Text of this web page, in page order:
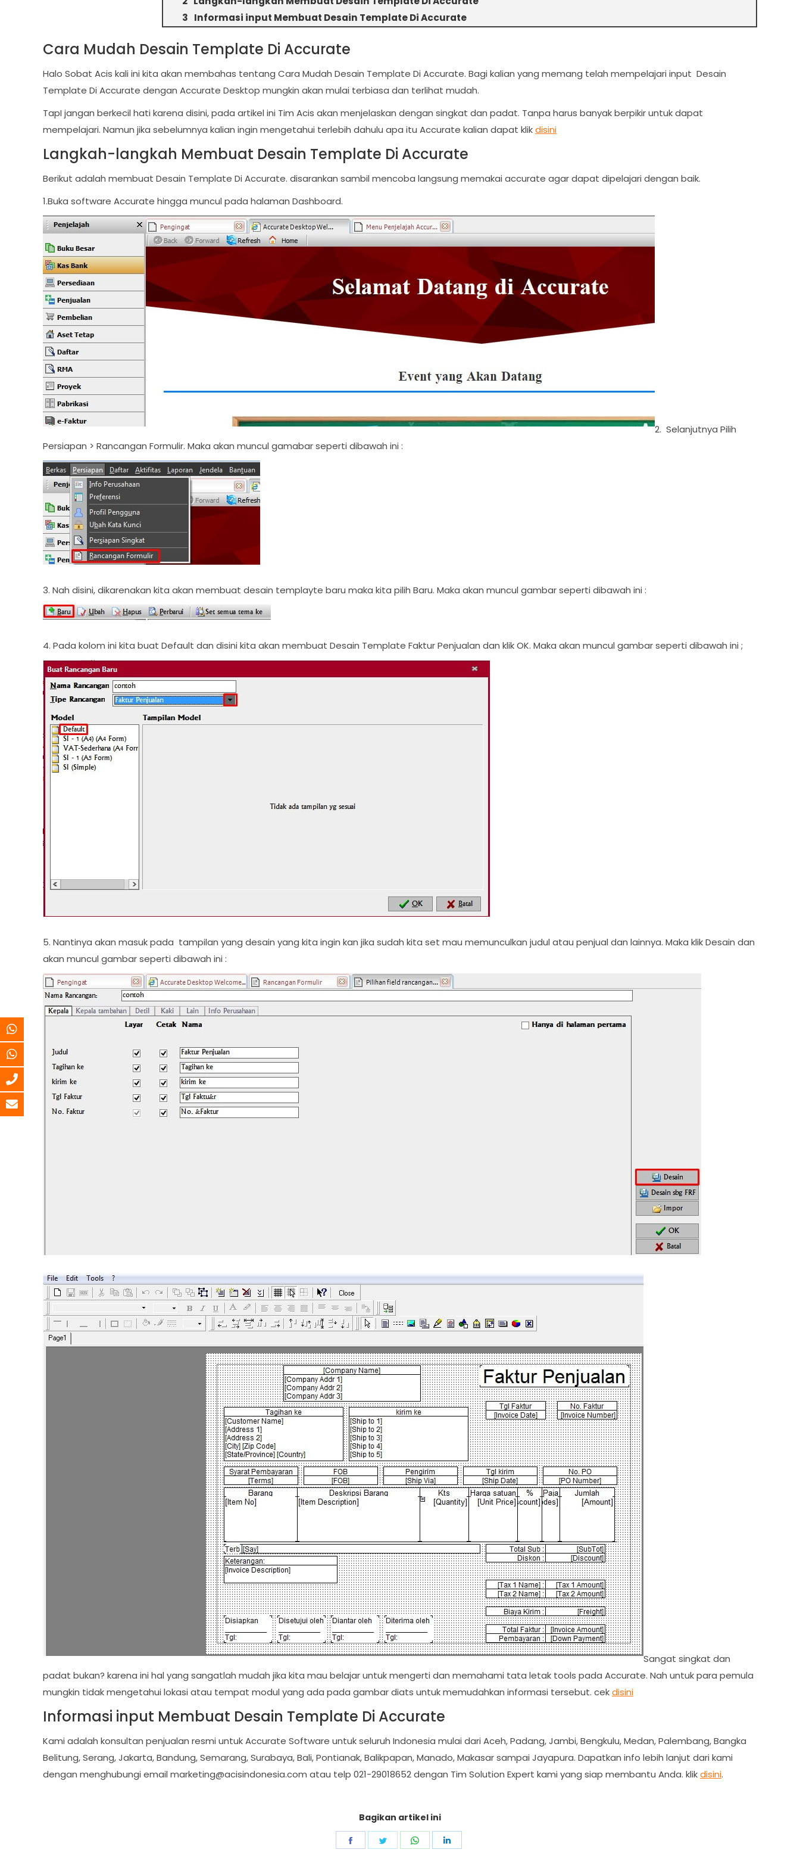
Informasi input Membuat Desain Template Di Accurate
Cara Mudah Desain Template Di Accurate
Halo Sobat Acis kali ini kita akan membahas tentang Cara Mudah Desain Template Di Accurate. Bagi kalian yang memang telah mempelajari input Desain
Template Di Accurate dengan Accurate Desktop mungkin akan mulai terbiasa dan terlihat mudah.
TapI jangan berkecil hati karena disini, pada artikel ini Tim Acis akan menjelaskan dengan singkat dan padat. Tanpa harus banyak berpikir untuk dapat
mempelajari. Namun jika sebelumnya kalian ingin mengetahui terlebih dahulu apa itu Accurate kalian dapat klikdisini
Langkah-langkah Membuat Desain Template Di Accurate
Berikut adalah membuat Desain Template Di Accurate. disarankan sambil mencoba langsung memakai accurate agar dapat dipelajari dengan baik.
1.Buka software Accurate hingga muncul pada halaman Dashboard.
2. Selanjutnya Pilih
Persiapan > Rancangan Formulir. Maka akan muncul gamabar seperti dibawah ini :
3. Nah disini, dikarenakan kita akan membuat desain templayte baru maka kita pilih Baru. Maka akan muncul gambar seperti dibawah ini :
4. Pada kolom ini kita buat Default dan disini kita akan membuat Desain Template Faktur Penjualan dan klik OK. Maka akan muncul gambar seperti dibawah ini ;
5. Nantinya akan masuk pada tampilan yang desain yang kita ingin kan jika sudah kita set mau memunculkan judul atau penjual dan lainnya. Maka klik Desain dan
akan muncul gambar seperti dibawah ini :
Sangat singkat dan
padat bukan? karena ini hal yang sangatlah mudah jika kita mau belajar untuk mengerti dan memahami tata letak tools pada Accurate. Nah untuk para pemula
mungkin tidak mengetahui lokasi atau tempat modul yang ada pada gambar diats untuk memudahkan informasi tersebut. cekdisini
Informasi input Membuat Desain Template Di Accurate
Kami adalah konsultan penjualan resmi untuk Accurate Software untuk seluruh Indonesia mulai dari Aceh, Padang, Jambi, Bengkulu, Medan, Palembang, Bangka
Belitung, Serang, Jakarta, Bandung, Semarang, Surabaya, Bali, Pontianak, Balikpapan, Manado, Makasar sampai Jayapura. Dapatkan info lebih lanjut dari kami
dengan menghubungi email marketing@acisindonesia.com atau telp 021-29018652 dengan Tim Solution Expert kami yang siap membantu Anda. klikdisini.
Bagikan artikel ini
Share
Share
Share